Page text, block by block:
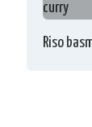
Riso